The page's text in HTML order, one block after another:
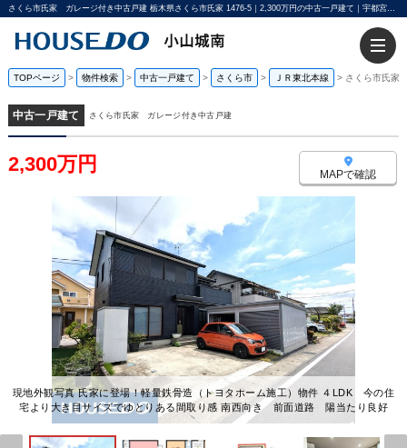
さくら市氏家 ガレージ付き中古戸建 栃木県さくら市氏家 1476-5｜2,300万円の中古一戸建て｜宇都宮不動産小山城南店
TOPページ > 物件検索 > 中古一戸建て > さくら市 > ＪＲ東北本線 > さくら市氏家
中古一戸建て さくら市氏家 ガレージ付き中古戸建
2,300万円 MAPで確認
現地外観写真 氏家に登場！軽量鉄骨造（トヨタホーム施工）物件 ４LDK 今の住
宅より大き目サイズでゆとりある間取り感 南西向き 前面道路 陽当たり良好